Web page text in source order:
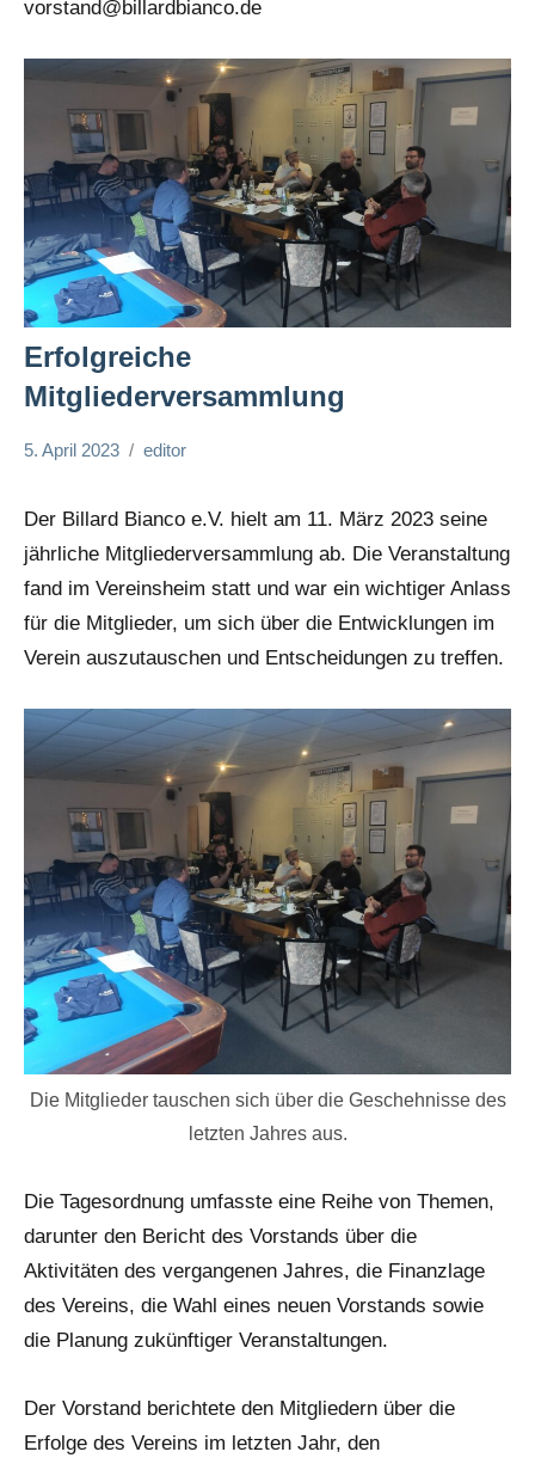
vorstand@billardbianco.de
Erfolgreiche
Mitgliederversammlung
5. April 2023 editor
Der Billard Bianco e.V. hielt am 11. März 2023 seine
jährliche Mitgliederversammlung ab. Die Veranstaltung
fand im Vereinsheim statt und war ein wichtiger Anlass
für die Mitglieder, um sich über die Entwicklungen im
Verein auszutauschen und Entscheidungen zu treffen.
Die Mitglieder tauschen sich über die Geschehnisse des
letzten Jahres aus.
Die Tagesordnung umfasste eine Reihe von Themen,
darunter den Bericht des Vorstands über die
Aktivitäten des vergangenen Jahres, die Finanzlage
des Vereins, die Wahl eines neuen Vorstands sowie
die Planung zukünftiger Veranstaltungen.
Der Vorstand berichtete den Mitgliedern über die
Erfolge des Vereins im letzten Jahr, den